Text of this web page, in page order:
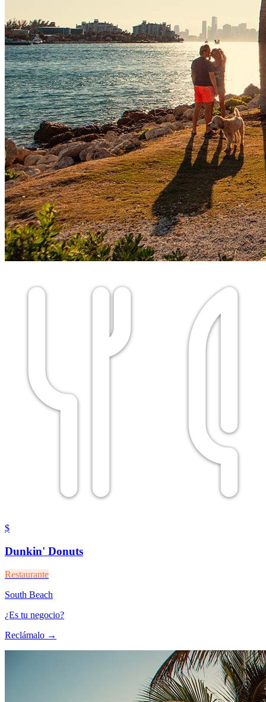
$
Dunkin' Donuts
Restaurante
South Beach
¿Es tu negocio?
Reclámalo →